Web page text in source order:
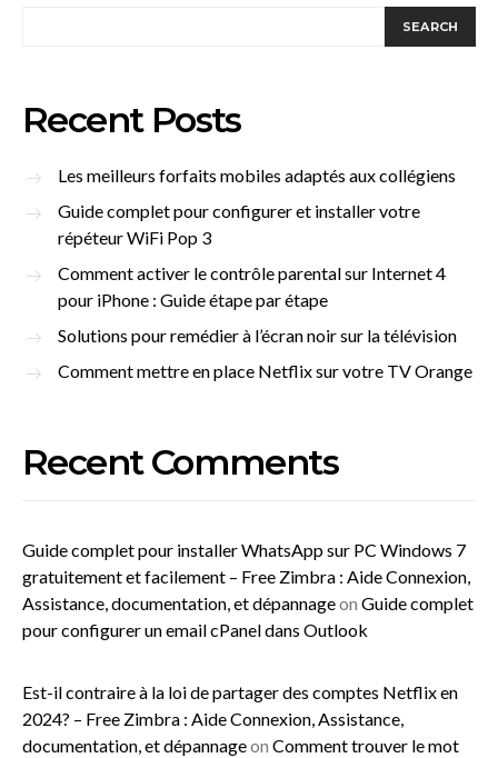
SEARCH
Recent Posts
Les meilleurs forfaits mobiles adaptés aux collégiens
Guide complet pour configurer et installer votre
répéteur WiFi Pop 3
Comment activer le contrôle parental sur Internet 4
pour iPhone : Guide étape par étape
Solutions pour remédier à l’écran noir sur la télévision
Comment mettre en place Netflix sur votre TV Orange
Recent Comments
Guide complet pour installer WhatsApp sur PC Windows 7
gratuitement et facilement – Free Zimbra : Aide Connexion,
Assistance, documentation, et dépannageon Guide complet
pour configurer un email cPanel dans Outlook
Est-il contraire à la loi de partager des comptes Netflix en
2024? – Free Zimbra : Aide Connexion, Assistance,
documentation, et dépannageon Comment trouver le mot